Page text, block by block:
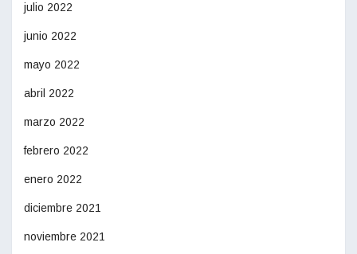
julio 2022
junio 2022
mayo 2022
abril 2022
marzo 2022
febrero 2022
enero 2022
diciembre 2021
noviembre 2021